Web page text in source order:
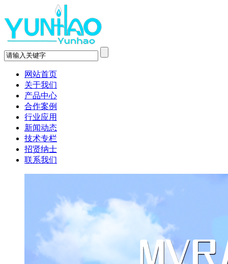
网站首页
关于我们
产品中心
合作案例
行业应用
新闻动态
技术专栏
招贤纳士
联系我们